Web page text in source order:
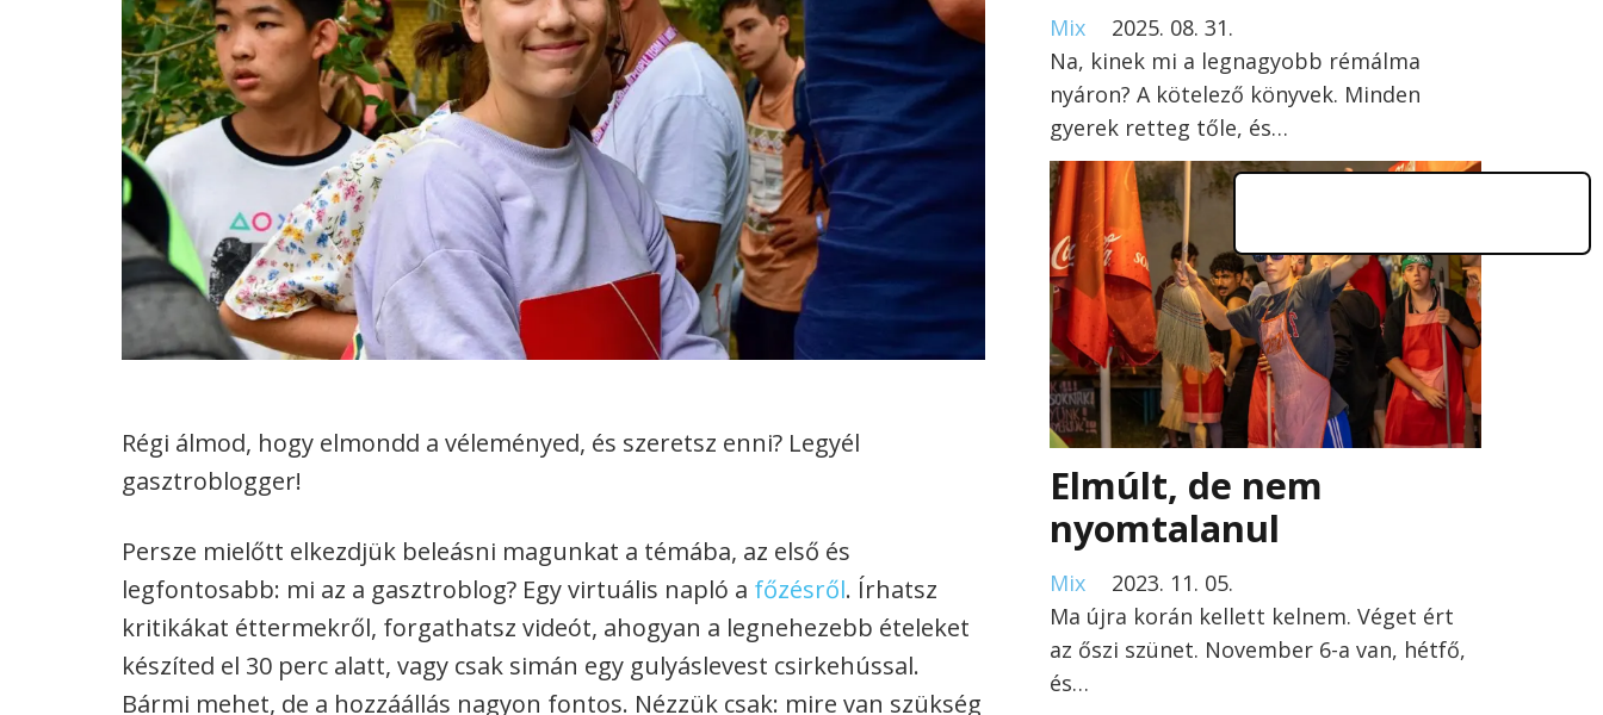
Régi álmod, hogy elmondd a véleményed, és szeretsz enni? Legyél
gasztroblogger!
Persze mielőtt elkezdjük beleásni magunkat a témába, az első és
legfontosabb: mi az a gasztroblog? Egy virtuális napló a főzésről. Írhatsz
kritikákat éttermekről, forgathatsz videót, ahogyan a legnehezebb ételeket
készíted el 30 perc alatt, vagy csak simán egy gulyáslevest csirkehússal.
Bármi mehet, de a hozzáállás nagyon fontos. Nézzük csak: mire van szükség
Mix
2025. 08. 31.
Na, kinek mi a legnagyobb rémálma
nyáron? A kötelező könyvek. Minden
gyerek retteg tőle, és…
Elmúlt, de nem
nyomtalanul
Mix
2023. 11. 05.
Ma újra korán kellett kelnem. Véget ért
az őszi szünet. November 6-a van, hétfő,
és…